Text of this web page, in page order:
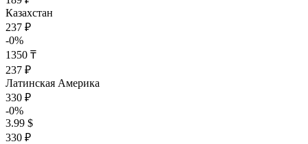
Казахстан
237 ₽
-0%
1350 ₸
237 ₽
Латинская Америка
330 ₽
-0%
3.99 $
330 ₽